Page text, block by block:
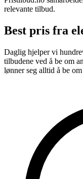
relevante tilbud.
Best pris fra
Daglig hjelper vi
tilbudene ved å be om
lønner seg alltid å be